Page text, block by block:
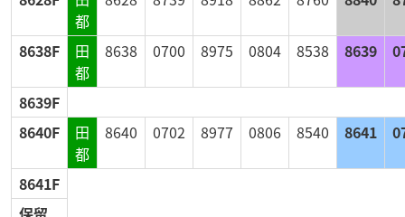
都
8638F
田
都
8638 0700 8975 0804 8538 8639
8639F
8640F
田
都
8640 0702 8977 0806 8540 8641
8641F